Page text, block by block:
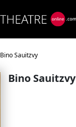
Bino Sauitzvy
Bino Sauitzvy